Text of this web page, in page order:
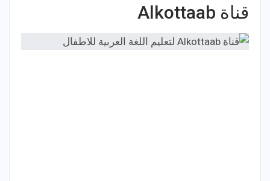
قناة Alkottaab